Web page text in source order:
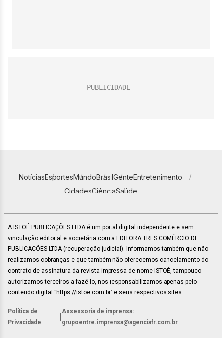
NotíciasEsportesMundoBrasilGenteEntretenimento
CidadesCiênciaSaúde
A ISTOÉ PUBLICAÇÕES LTDA é um portal digital independente e sem
vinculação editorial e societária com a EDITORA TRES COMÉRCIO DE
PUBLICACÕES LTDA (recuperação judicial). Informamos também que não
realizamos cobranças e que também não oferecemos cancelamento do
contrato de assinatura da revista impressa de nome ISTOÉ, tampouco
autorizamos terceiros a fazê-lo, nos responsabilizamos apenas pelo
conteúdo digital “https://istoe.com.br” e seus respectivos sites.
Política de
Privacidade
Assessoria de imprensa:
grupoentre.imprensa@agenciafr.com.br